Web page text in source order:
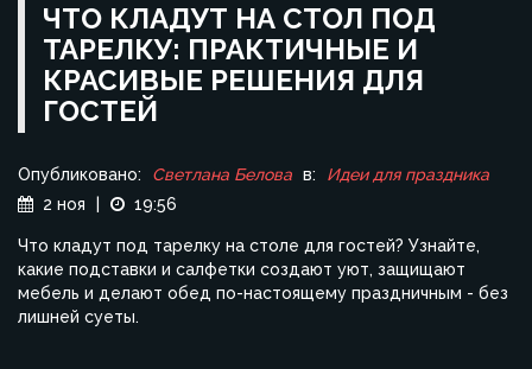
ЧТО КЛАДУТ НА СТОЛ ПОД
ТАРЕЛКУ: ПРАКТИЧНЫЕ И
КРАСИВЫЕ РЕШЕНИЯ ДЛЯ
ГОСТЕЙ
Опубликовано: Светлана Белова в:
Идеи для праздника
2 ноя
19:56
Что кладут под тарелку на столе для гостей? Узнайте,
какие подставки и салфетки создают уют, защищают
мебель и делают обед по-настоящему праздничным - без
лишней суеты.